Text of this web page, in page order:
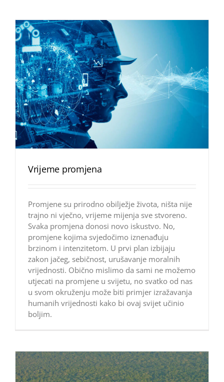
Vrijeme promjena
Promjene su prirodno obilježje života, ništa nije
trajno ni vječno, vrijeme mijenja sve stvoreno.
Svaka promjena donosi novo iskustvo. No,
promjene kojima svjedočimo iznenađuju
brzinom i intenzitetom. U prvi plan izbijaju
zakon jačeg, sebičnost, urušavanje moralnih
vrijednosti. Obično mislimo da sami ne možemo
utjecati na promjene u svijetu, no svatko od nas
u svom okruženju može biti primjer izražavanja
humanih vrijednosti kako bi ovaj svijet učinio
boljim.